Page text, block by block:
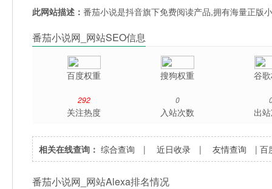
此网站描述：番茄小说是抖音旗下免费阅读产品,拥有海量正版
番茄小说网_网站SEO信息
百度权重 搜狗权重 谷
292
关注热度
0
入站次数 出
相关在线查询： 综合查询 |近日收录 |友情查询 |百
番茄小说网_网站Alexa排名情况